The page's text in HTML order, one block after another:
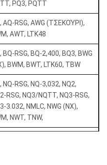
μέσα)
75,7 χιλ. (3
μέσα)
2 μέσα)
96 χιλ. (3-3/8
8 μέσα)
96 χιλ. (3-3/8
μέσα)
122,6 χιλ. (4-7/8
μέσα)
122,6 χιλ. (4-7/8
PQ3, PQTT
AQ-RSG, AWG (ΤΣΕΚΟΎΡΙ),
AWT, LTK48
BQ-RSG, BQ-2,400, BQ3, BWG
BWM, BWT, LTK60, TBW
NQ-RSG, NQ-3,032, NQ2,
RSG, NQ3/NQTT, NQ3-RSG,
3.032, NMLC, NWG (NX),
NWT, TNW,